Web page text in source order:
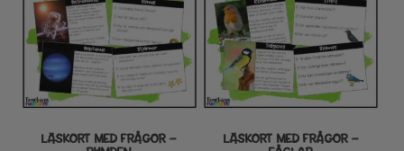
LÄSKORT MED FRÅGOR – LÄSKORT MED FRÅGOR –